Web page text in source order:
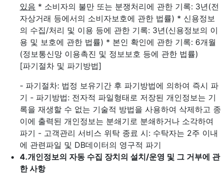
있음 * 소비자의 불만 또는 분쟁처리에 관한 기록: 3년(전
자상거래 등에서의 소비자보호에 관한 법률) * 신용정보
의 수집/처리 및 이용 등에 관한 기록: 3년(신용정보의 이
용 및 보호에 관한 법률) * 본인 확인에 관한 기록: 6개월
(정보통신망 이용촉진 및 정보보호 등에 관한 법률)
[파기절차 및 파기방법]
- 파기절차: 법정 보유기간 후 파기방법에 의하여 즉시 파
기 - 파기방법: 전자적 파일형태로 저장된 개인정보는 기
록을 재생할 수 없는 기술적 방법을 사용하여 삭제하고 종
이에 출력된 개인정보는 분쇄기로 분쇄하거나 소각하여
파기 - 고객관리 서비스 위탁 종료 시: 수탁자는 2주 이내
에 관련파일 및 DB데이터의 영구적 파기
4.개인정보의 자동 수집 장치의 설치/운영 및 그 거부에 관
한 사항